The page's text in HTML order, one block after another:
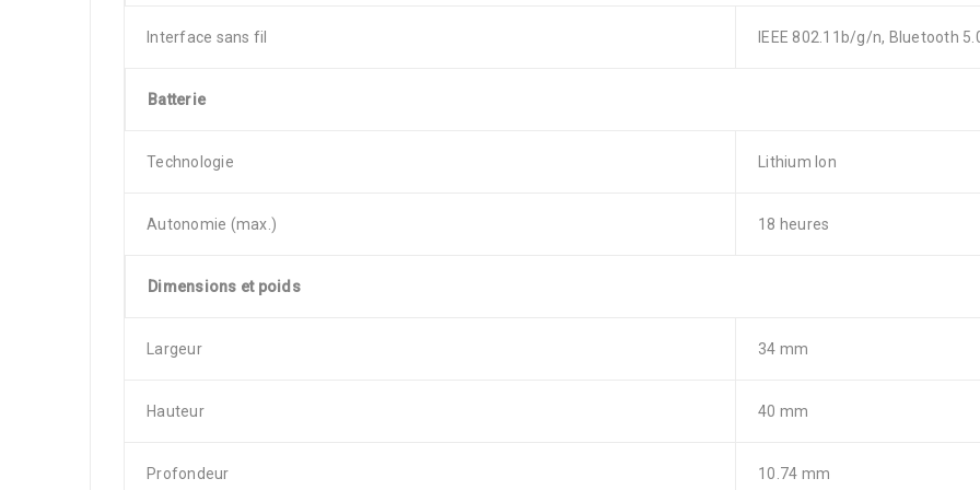
Interface sans fil IEEE 802.11b/g/n, Bluetooth
Batterie
Technologie Lithium Ion
Autonomie (max.) 18 heures
Dimensions et poids
Largeur 34 mm
Hauteur 40 mm
Profondeur 10.74 mm